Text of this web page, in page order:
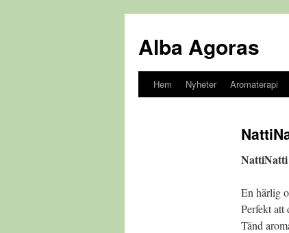
Alba Agoras
GåHem Nyheter Aromaterapi
En härlig
Perfekt att
Tänd